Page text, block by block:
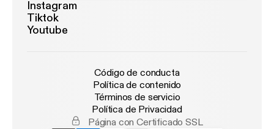
Instagram
Tiktok
Youtube
Código de conducta
Política de contenido
Términos de servicio
Política de Privacidad
Página con Certificado SSL